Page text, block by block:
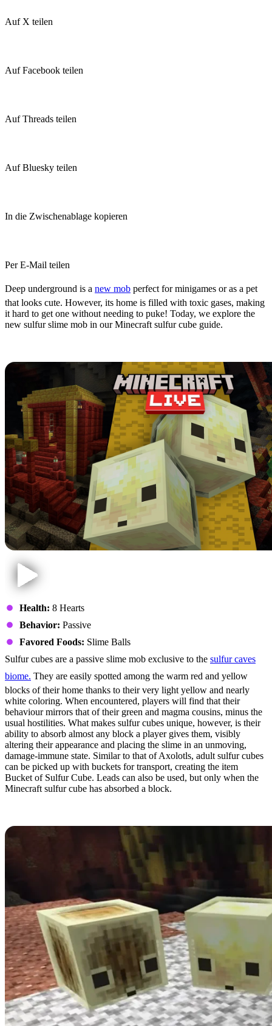
Auf X teilen
Auf Facebook teilen
Auf Threads teilen
Auf Bluesky teilen
In die Zwischenablage kopieren
Per E-Mail teilen
Deep underground is a new mob perfect for minigames or as a pet
that looks cute. However, its home is filled with toxic gases, making
it hard to get one without needing to puke! Today, we explore the
new sulfur slime mob in our Minecraft sulfur cube guide.
Health: 8 Hearts
Behavior: Passive
Favored Foods: Slime Balls
Sulfur cubes are a passive slime mob exclusive to the sulfur caves
biome. They are easily spotted among the warm red and yellow
blocks of their home thanks to their very light yellow and nearly
white coloring. When encountered, players will find that their
behaviour mirrors that of their green and magma cousins, minus the
usual hostilities. What makes sulfur cubes unique, however, is their
ability to absorb almost any block a player gives them, visibly
altering their appearance and placing the slime in an unmoving,
damage-immune state. Similar to that of Axolotls, adult sulfur cubes
can be picked up with buckets for transport, creating the item
Bucket of Sulfur Cube. Leads can also be used, but only when the
Minecraft sulfur cube has absorbed a block.